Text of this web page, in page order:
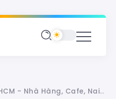
- Nhà Hàng, Cafe, Nails Spa